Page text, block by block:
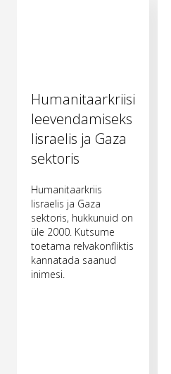
Humanitaarkriisi
leevendamiseks
Iisraelis ja Gaza
sektoris
Humanitaarkriis
Iisraelis ja Gaza
sektoris, hukkunuid on
üle 2000. Kutsume
toetama relvakonfliktis
kannatada saanud
inimesi.